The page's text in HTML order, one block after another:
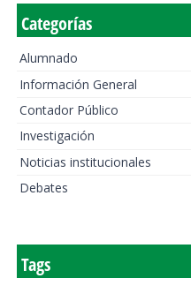
Categorías
Alumnado
Información General
Contador Público
Investigación
Noticias institucionales
Debates
Tags